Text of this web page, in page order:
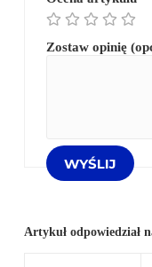
Zostaw opinię
Artykuł odpowiedział